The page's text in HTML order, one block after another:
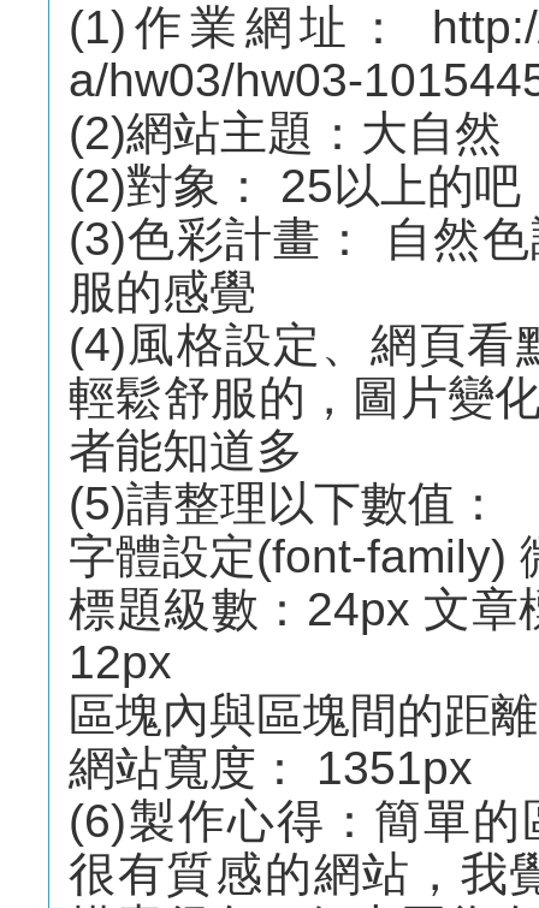
(1)作業網址：
a/hw03/hw03-
(2)網站主題：大自然
(2)對象： 25以上的吧
(3)色彩計畫： 自然
服的感覺
(4)風格設定、網頁看
輕鬆舒服的，圖片變
者能知道多
(5)請整理以下數值：
字體設定(font-family)
標題級數：24px 文章
12px
區塊內與區塊間的距
網站寬度： 1351px
(6)製作心得：簡單
很有質感的網站，我